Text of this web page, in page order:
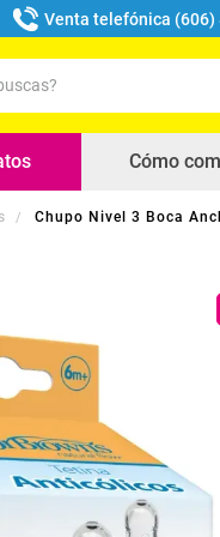
Venta telefónica (606)
Cómo
Chupo Nivel 3 Boca
buscados